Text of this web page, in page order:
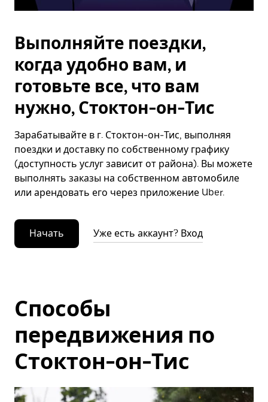
Выполняйте поездки,
когда удобно вам, и
готовьте все, что вам
нужно, Стоктон-он-Тис
Зарабатывайте в г. Стоктон-он-Тис, выполняя
поездки и доставку по собственному графику
(доступность услуг зависит от района). Вы можете
выполнять заказы на собственном автомобиле
или арендовать его через приложение Uber.
Начать Уже есть аккаунт? Вход
Способы
передвижения по
Стоктон-он-Тис